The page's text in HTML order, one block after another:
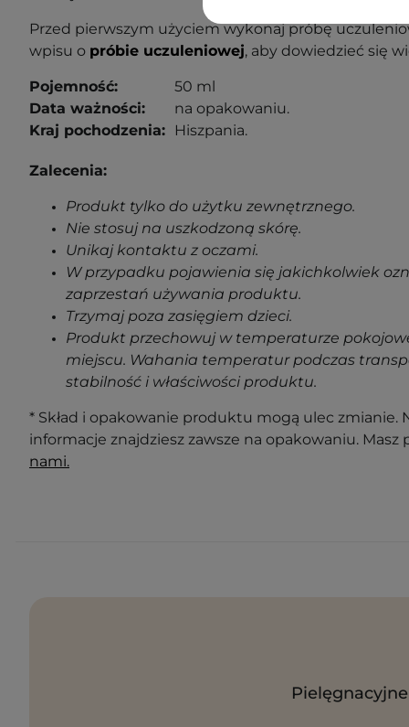
Przed pierwszym użyciem wykonaj próbę
wpisu o próbie uczuleniowej, aby dowiedzieć się
Pojemność:
50 ml
Data ważności:
na opakowaniu.
Kraj pochodzenia:
Hiszpania.
Zalecenia:
Produkt tylko do użytku zewnętrznego.
Nie stosuj na uszkodzoną skórę.
Unikaj kontaktu z oczami.
W przypadku pojawienia się jakichkolwiek
zaprzestań używania produktu.
Trzymaj poza zasięgiem dzieci.
Produkt przechowuj w temperaturze
miejscu. Wahania temperatur podczas
stabilność i właściwości produktu.
* Skład i opakowanie produktu mogą ulec zmianie.
informacje znajdziesz zawsze na opakowaniu. Masz
nami.